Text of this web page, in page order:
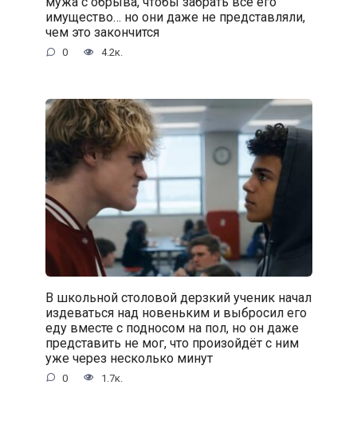
имущество… но они даже не представляли,
чем это закончится
0 4.2к.
В школьной столовой дерзкий ученик начал
издеваться над новеньким и выбросил его
еду вместе с подносом на пол, но он даже
представить не мог, что произойдёт с ним
уже через несколько минут
0 1.7к.